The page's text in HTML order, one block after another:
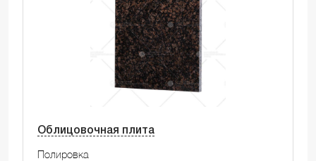
Облицовочная плита
Полировка